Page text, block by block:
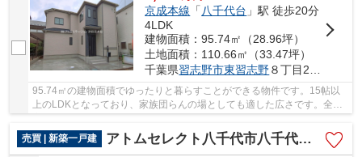
京成本線 「八千代台 」駅 徒歩20分
4LDK
建物面積：95.74㎡（28.96坪）
土地面積：110.66㎡（33.47坪）
千葉県習志野市東習志野８丁目27-10
95.74㎡の建物面積でゆったりと暮らすことができる物件です。15帖以
上のLDKとなっており、家族団らんの場としても適した広さです。全居
室収納は一時的にものを移動したい時に活躍しま...
売買 | 新築一戸建
アトムセレクト八千代市八千代台西１期1号棟